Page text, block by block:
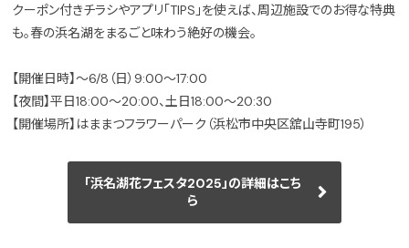
クーポン付きチラシやアプリ「TIPS」を使えば、周辺施設でのお得な特典
も。春の浜名湖をまるごと味わう絶好の機会。
【開催日時】～6/8（日）9:00～17:00
【夜間】平日18:00～20:00、土日18:00～20:30
【開催場所】はままつフラワーパーク（浜松市中央区舘山寺町195）
「浜名湖花フェスタ2025」の詳細はこち
ら